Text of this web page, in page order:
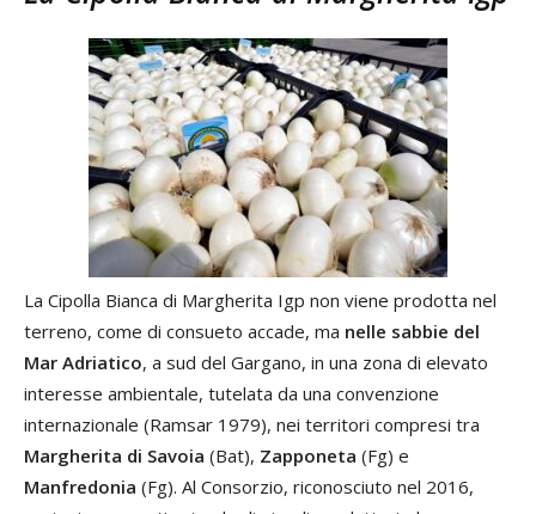
La Cipolla Bianca di Margherita Igp non viene prodotta nel
terreno, come di consueto accade, ma nelle sabbie del
Mar Adriatico, a sud del Gargano, in una zona di elevato
interesse ambientale, tutelata da una convenzione
internazionale (Ramsar 1979), nei territori compresi tra
Margherita di Savoia (Bat), Zapponeta (Fg) e
Manfredonia (Fg). Al Consorzio, riconosciuto nel 2016,